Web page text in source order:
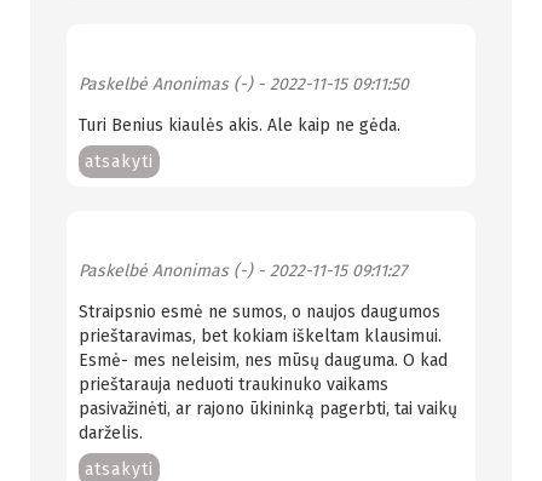
Paskelbė Anonimas (-)- 2022-11-15 09:11:50
Turi Benius kiaulės akis. Ale kaip ne gėda.
atsakyti
Paskelbė Anonimas (-)- 2022-11-15 09:11:27
Straipsnio esmė ne sumos, o naujos daugumos
prieštaravimas, bet kokiam iškeltam klausimui.
Esmė- mes neleisim, nes mūsų dauguma. O kad
prieštarauja neduoti traukinuko vaikams
pasivažinėti, ar rajono ūkininką pagerbti, tai vaikų
darželis.
atsakyti